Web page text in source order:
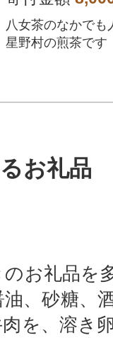
八女茶のなかでも
星野村の煎茶です
お礼品
お礼品を
、砂糖、
を、溶き